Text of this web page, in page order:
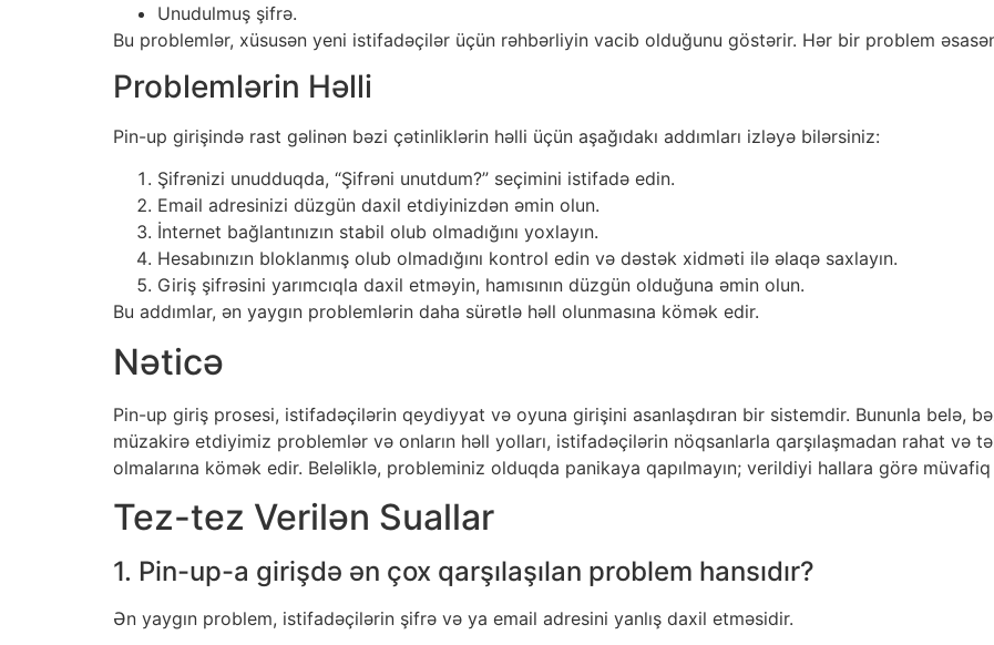
Unudulmuş şifrə.
Bu problemlər, xüsusən yeni istifadəçilər üçün rəhbərliyin vacib olduğunu göstərir. Hər bir problem
Problemlərin Həlli
Pin-up girişində rast gəlinən bəzi çətinliklərin həlli üçün aşağıdakı addımları izləyə bilərsiniz:
Şifrənizi unudduqda, “Şifrəni unutdum?” seçimini istifadə edin.
Email adresinizi düzgün daxil etdiyinizdən əmin olun.
İnternet bağlantınızın stabil olub olmadığını yoxlayın.
Hesabınızın bloklanmış olub olmadığını kontrol edin və dəstək xidməti ilə əlaqə saxlayın.
Giriş şifrəsini yarımcıqla daxil etməyin, hamısının düzgün olduğuna əmin olun.
Bu addımlar, ən yaygın problemlərin daha sürətlə həll olunmasına kömək edir.
Nəticə
Pin-up giriş prosesi, istifadəçilərin qeydiyyat və oyuna girişini asanlaşdıran bir sistemdir. Bununla belə,
müzakirə etdiyimiz problemlər və onların həll yolları, istifadəçilərin nöqsanlarla qarşılaşmadan rahat və
olmalarına kömək edir. Beləliklə, probleminiz olduqda panikaya qapılmayın; verildiyi hallara görə
Tez-tez Verilən Suallar
1. Pin-up-a girişdə ən çox qarşılaşılan problem hansıdır?
Ən yaygın problem, istifadəçilərin şifrə və ya email adresini yanlış daxil etməsidir.